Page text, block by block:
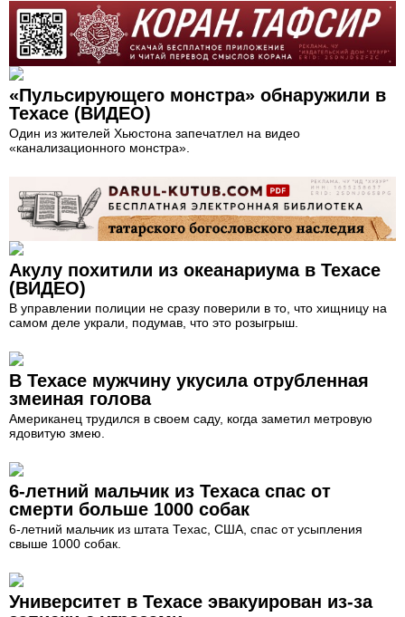
«Пульсирующего монстра» обнаружили в
Техасе (ВИДЕО)
Один из жителей Хьюстона запечатлел на видео
«канализационного монстра».
Акулу похитили из океанариума в Техасе
(ВИДЕО)
В управлении полиции не сразу поверили в то, что хищницу на
самом деле украли, подумав, что это розыгрыш.
В Техасе мужчину укусила отрубленная
змеиная голова
Американец трудился в своем саду, когда заметил метровую
ядовитую змею.
6-летний мальчик из Техаса спас от
смерти больше 1000 собак
6-летний мальчик из штата Техас, США, спас от усыпления
свыше 1000 собак.
Университет в Техасе эвакуирован из-за